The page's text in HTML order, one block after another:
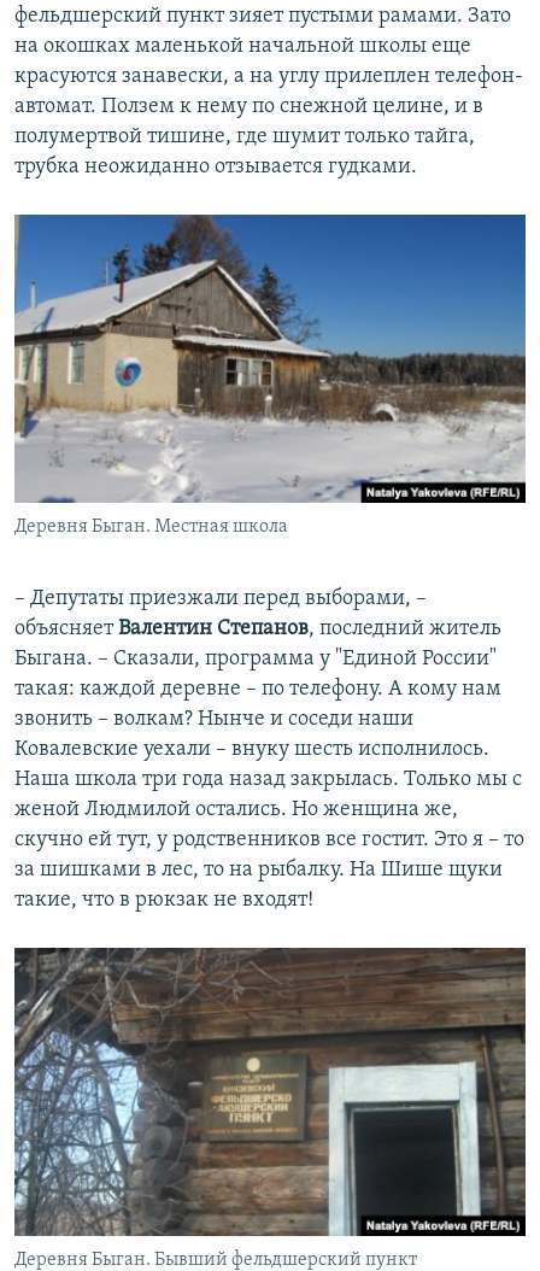
фельдшерский пункт зияет пустыми рамами. Зато
на окошках маленькой начальной школы еще
красуются занавески, а на углу прилеплен телефон-
автомат. Ползем к нему по снежной целине, и в
полумертвой тишине, где шумит только тайга,
трубка неожиданно отзывается гудками.
Деревня Быган. Местная школа
– Депутаты приезжали перед выборами, –
объясняетВалентин Степанов, последний житель
Быгана. – Сказали, программа у "Единой России"
такая: каждой деревне – по телефону. А кому нам
звонить – волкам? Нынче и соседи наши
Ковалевские уехали – внуку шесть исполнилось.
Наша школа три года назад закрылась. Только мы с
женой Людмилой остались. Но женщина же,
скучно ей тут, у родственников все гостит. Это я – то
за шишками в лес, то на рыбалку. На Шише щуки
такие, что в рюкзак не входят!
Деревня Быган. Бывший фельдшерский пункт